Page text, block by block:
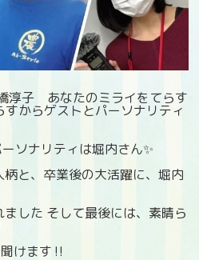
淳子 あなたのミライをてらす
すからゲストとパーソナリティ
ソナリティは堀内さん✨
と、卒業後の大活躍に、堀内
した そして最後には、素晴ら
聞けます‼️